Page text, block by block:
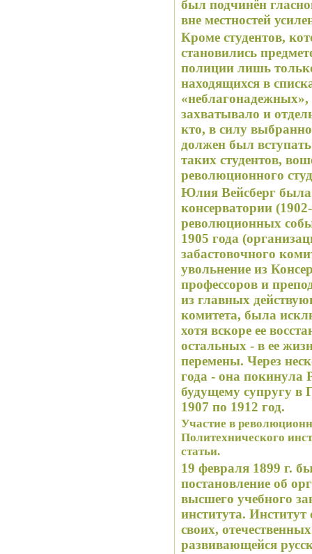
был подчинён
вне местностей
Кроме студентов,
становились
полиции лишь
находящихся в
«неблагонадежных», революционное движение
захватывало и
кто, в силу
должен был вступать в
таких студентов,
революционного
Юлия Вейсберг была
консерватории
революционных
1905 года
забастовочного
увольнение из
профессоров и
из главных
комитета, была
хотя вскоре ее
остальных - в ее
перемены. Через
года - она покинула
будущему супругу в
1907 по 1912 год.
Участие в
Политехнического
статьи.
19 февраля 1899 г.
постановление об
высшего учебного
института. Институт
своих,
развивающейся